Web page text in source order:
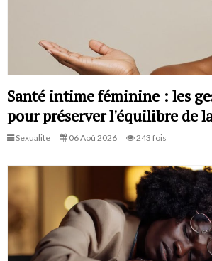
Santé intime féminine : les
pour préserver l'équilibre de
Sexualite 06 Aoû 2026 243 fois